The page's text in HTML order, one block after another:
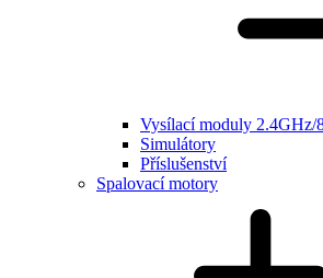
Vysílací moduly 2.4GHz/
Simulátory
Příslušenství
Spalovací motory